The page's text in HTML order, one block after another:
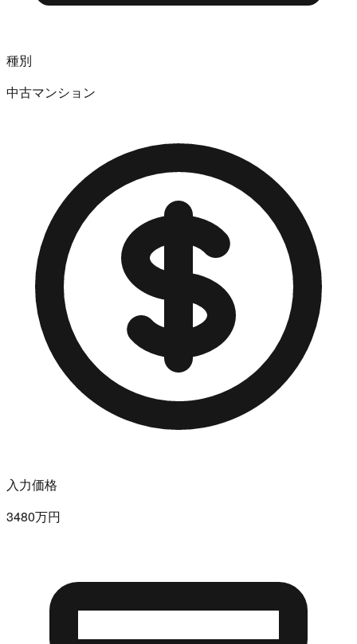
種別
中古マンション
入力価格
3480万円